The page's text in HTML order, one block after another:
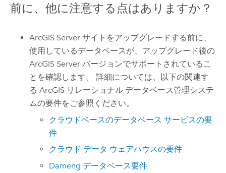
前に、他に注意する点はありますか？
ArcGIS Server サイトをアップグレードする前に、
使用しているデータベースが、アップグレード後の
ArcGIS Server バージョンでサポートされているこ
とを確認します。 詳細については、以下の関連す
る ArcGIS リレーショナル データベース管理システ
ムの要件をご参照ください。
クラウドベースのデータベース サービスの要
件
クラウド データ ウェアハウスの要件
Dameng データベース要件